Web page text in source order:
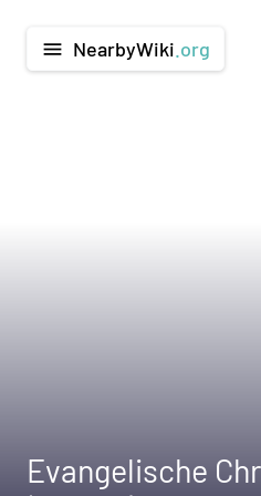
menu NearbyWiki .org
Evangelische